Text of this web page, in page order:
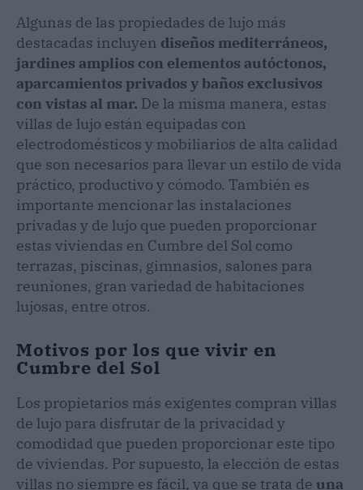
Algunas de las propiedades de lujo más
destacadas incluyen diseños mediterráneos,
jardines amplios con elementos autóctonos,
aparcamientos privados y baños exclusivos
con vistas al mar. De la misma manera, estas
villas de lujo están equipadas con
electrodomésticos y mobiliarios de alta calidad
que son necesarios para llevar un estilo de vida
práctico, productivo y cómodo. También es
importante mencionar las instalaciones
privadas y de lujo que pueden proporcionar
estas viviendas en Cumbre del Sol como
terrazas, piscinas, gimnasios, salones para
reuniones, gran variedad de habitaciones
lujosas, entre otros.
Motivos por los que vivir en
Cumbre del Sol
Los propietarios más exigentes compran villas
de lujo para disfrutar de la privacidad y
comodidad que pueden proporcionar este tipo
de viviendas. Por supuesto, la elección de estas
villas no siempre es fácil, ya que se trata de una